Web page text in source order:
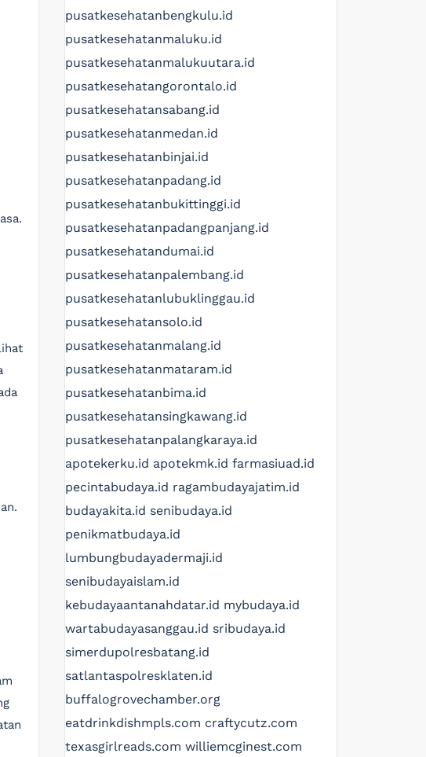
pusatkesehatanbengkulu.id
pusatkesehatanmaluku.id
pusatkesehatanmalukuutara.id
pusatkesehatangorontalo.id
pusatkesehatansabang.id
pusatkesehatanmedan.id
pusatkesehatanbinjai.id
pusatkesehatanpadang.id
pusatkesehatanbukittinggi.id
pusatkesehatanpadangpanjang.id
pusatkesehatandumai.id
pusatkesehatanpalembang.id
pusatkesehatanlubuklinggau.id
pusatkesehatansolo.id
pusatkesehatanmalang.id
pusatkesehatanmataram.id
pusatkesehatanbima.id
pusatkesehatansingkawang.id
pusatkesehatanpalangkaraya.id
apotekerku.id apotekmk.id farmasiuad.id
pecintabudaya.id ragambudayajatim.id
budayakita.id senibudaya.id
penikmatbudaya.id
lumbungbudayadermaji.id
senibudayaislam.id
kebudayaantanahdatar.id mybudaya.id
wartabudayasanggau.id sribudaya.id
simerdupolresbatang.id
satlantaspolresklaten.id
buffalogrovechamber.org
eatdrinkdishmpls.com craftycutz.com
texasgirlreads.com williemcginest.com